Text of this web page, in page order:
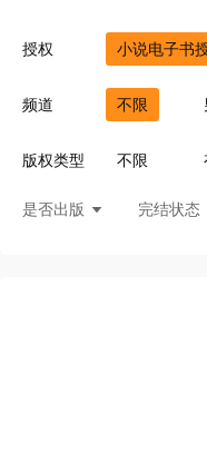
授权 小说电子书
频道 不限
版权类型 不限
是否出版 完结状态